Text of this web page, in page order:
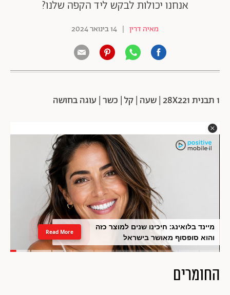
אנחנו יכולות לבקש ליד הקפה שלנו?
מאיה דרין | 14 בינואר 2024
1 תבנית 28X221 | שעה | קל | כשר | עוגה בחושה
מיינד בלואינג: חיכינו שנים למוצר כזה
והוא סופסוף מאושר בישראל
Read More
החומרים